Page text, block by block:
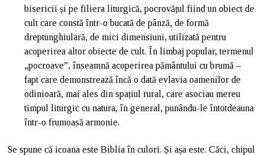
bisericii și pe filiera liturgică, pocrovățul fiind un obiect de
cult care constă într-o bucată de pânză, de formă
dreptunghiulară, de mici dimensiuni, utilizată pentru
acoperirea altor obiecte de cult. În limbaj popular, termenul
„pocroave”, înseamnă acoperirea pământului cu brumă –
fapt care demonstrează încă o dată evlavia oamenilor de
odinioară, mai ales din spațiul rural, care asociau mereu
timpul liturgic cu natura, în general, punându-le întotdeauna
într-o frumoasă armonie.
Se spune că icoana este Biblia în culori. Și așa este. Căci, chipul